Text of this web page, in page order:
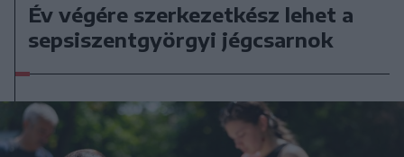
Év végére szerkezetkész lehet a
sepsiszentgyörgyi jégcsarnok